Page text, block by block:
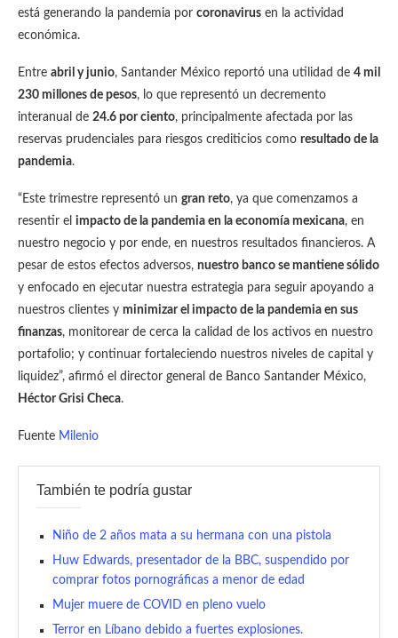
está generando la pandemia por coronavirus en la actividad
económica.
Entre abril y junio, Santander México reportó una utilidad de 4 mil
230 millones de pesos, lo que representó un decremento
interanual de 24.6 por ciento, principalmente afectada por las
reservas prudenciales para riesgos crediticios como resultado de la
pandemia.
“Este trimestre representó un gran reto, ya que comenzamos a
resentir el impacto de la pandemia en la economía mexicana, en
nuestro negocio y por ende, en nuestros resultados financieros. A
pesar de estos efectos adversos, nuestro banco se mantiene sólido
y enfocado en ejecutar nuestra estrategia para seguir apoyando a
nuestros clientes y minimizar el impacto de la pandemia en sus
finanzas, monitorear de cerca la calidad de los activos en nuestro
portafolio; y continuar fortaleciendo nuestros niveles de capital y
liquidez”, afirmó el director general de Banco Santander México,
Héctor Grisi Checa.
Fuente Milenio
También te podría gustar
Niño de 2 años mata a su hermana con una pistola
Huw Edwards, presentador de la BBC, suspendido por
comprar fotos pornográficas a menor de edad
Mujer muere de COVID en pleno vuelo
Terror en Líbano debido a fuertes explosiones.